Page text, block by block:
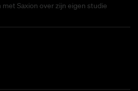
Saxion over zijn eigen studie